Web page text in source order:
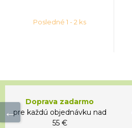
Posledné 1 - 2 ks
Doprava zadarmo
pre každú objednávku nad
55 €